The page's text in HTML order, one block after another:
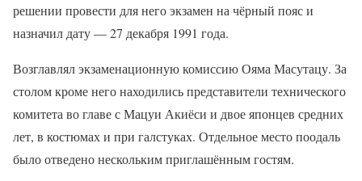
решении провести для него экзамен на чёрный пояс и
назначил дату — 27 декабря 1991 года.
Возглавлял экзаменационную комиссию Ояма Масутацу. За
столом кроме него находились представители технического
комитета во главе с Мацуи Акиёси и двое японцев средних
лет, в костюмах и при галстуках. Отдельное место поодаль
было отведено нескольким приглашённым гостям.